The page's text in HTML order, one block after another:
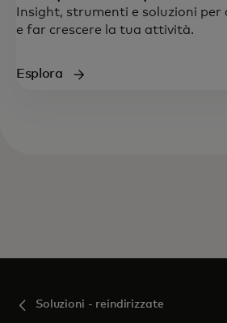
Insight, strumenti e soluzioni per
e far crescere la tua attività.
Esplora
Soluzioni - reindirizzate